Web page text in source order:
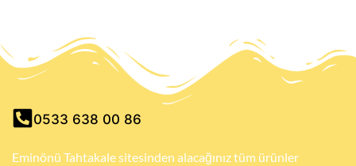
0533 638 00 86
Eminönü Tahtakale sitesinden alacağınız tüm ürünler